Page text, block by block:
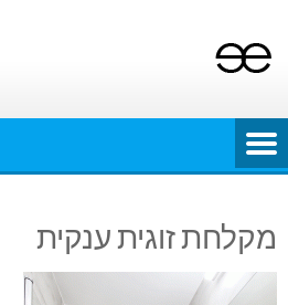
content
מקלחת זוגית ענקית